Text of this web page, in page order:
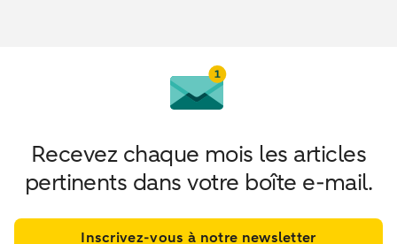
Recevez chaque mois les articles
pertinents dans votre boîte e-mail.
Inscrivez-vous à notre newsletter